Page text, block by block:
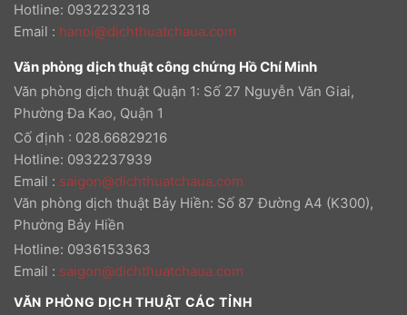
Hotline: 0932232318
Email : hanoi@dichthuatchaua.com
Văn phòng dịch thuật công chứng Hồ Chí Minh
Văn phòng dịch thuật Quận 1: Số 27 Nguyễn Văn Giai,
Phường Đa Kao, Quận 1
Cố định : 028.66829216
Hotline: 0932237939
Email : saigon@dichthuatchaua.com
Văn phòng dịch thuật Bảy Hiền: Số 87 Đường A4 (K300),
Phường Bảy Hiền
Hotline: 0936153363
Email : saigon@dichthuatchaua.com
VĂN PHÒNG DỊCH THUẬT CÁC TỈNH